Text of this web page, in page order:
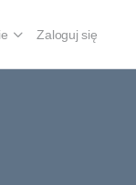
Zaloguj się